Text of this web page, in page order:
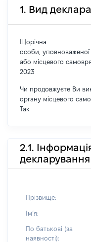
1. Вид
Щорічна
особи,
або місцевого
2023
Чи продовжуєте Ви
органу місцевого
Так
2.1.
декларування
Прізвище:
Імʼя:
По батькові (за
наявності):